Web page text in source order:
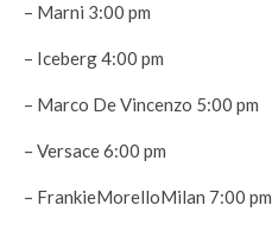
– Marni 3:00 pm
– Iceberg 4:00 pm
– Marco De Vincenzo 5:00 pm
– Versace 6:00 pm
– FrankieMorelloMilan 7:00 pm